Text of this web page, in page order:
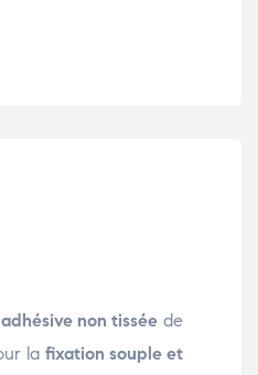
non tissée de
la fixation souple et